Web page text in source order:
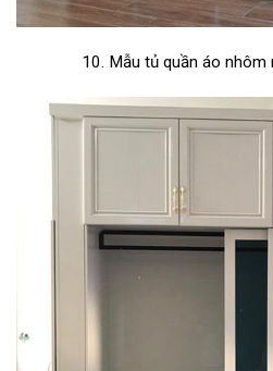
10. Mẫu tủ quần áo